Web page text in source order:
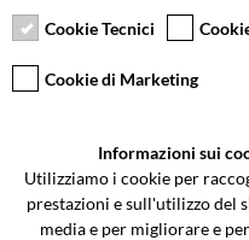
Via Galileo Galilei 5 |
0362-805407-
Cookie Tecnici
Cookie di Marketing
Informazioni sui
Utilizziamo i cookie per
prestazioni e sull'utilizzo del
media e per migliorare e